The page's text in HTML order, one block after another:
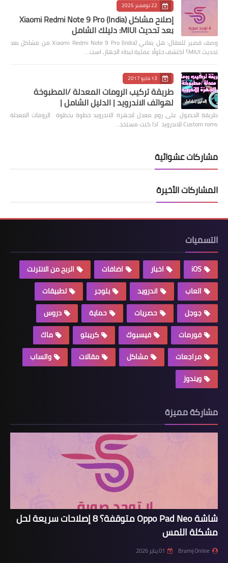
22 نوفمبر 2025
إصلاح مشاكل Xiaomi Redmi Note 9 Pro (India)
بعد تحديث MIUI: دليلك الشامل
وصف قصير للمقال: هل يعاني Xiaomi Redmi Note 9 Pro (India) من مشاكل بعد
تحديث MIUI؟ اكتشف حلولًا عملية لبطء الجهاز، است…
13 مايو 2017
طريقة تركيب الرومات المعدلة /المطبوخة
لهواتف الاندرويد | الدليل الشامل |
طريقة الحصول على روم معدل لاجهزة الاندرويد خطوة بخطوة الرومات المعدلة
Custom roms للاندرويد اذا كنت مستخد…
مشاركات عشوائية
المشاركات الأخيرة
التسميات
iOS اخبار اضافات
الربح من الانترنت
العاب
اندرويد بلوجر
تطبيقات
جوجل
حصريات حماية
دروس
فورمات
فيسبوك كريبتو
ماك
مراجعات
مشاكل مقالات
واتساب
ويندوز
مشاركة مميزة
شاشة Oppo Pad Neo متوقفة؟ 8 إصلاحات سريعة لحل
مشكلة اللمس
Bramij Online 01 يناير 2026